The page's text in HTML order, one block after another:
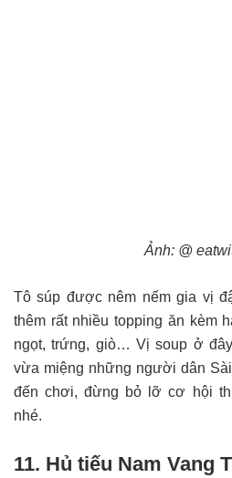
Ảnh: @
Tô súp được nêm nếm gia vị
thêm rất nhiều topping ăn kèm
ngọt, trứng, giò… Vị soup ở
vừa miệng những người dân
đến chơi, đừng bỏ lỡ cơ hội
nhé.
11. Hủ tiếu Nam Vang